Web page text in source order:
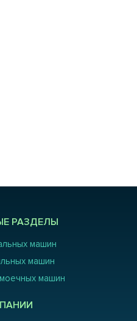
РАЗДЕЛЫ
машин
машин
машин